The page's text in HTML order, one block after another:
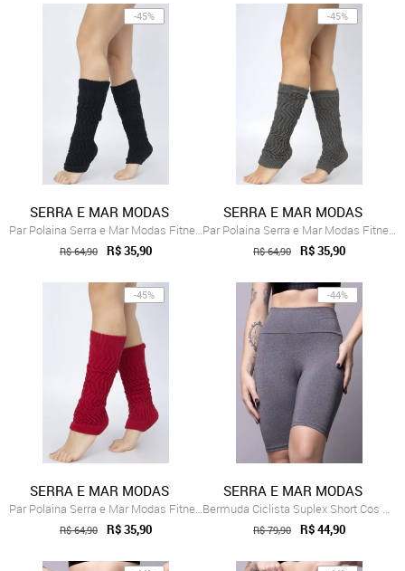
-45%
SERRA E MAR MODAS
Par Polaina Serra e Mar Modas Fitness Me...
R$ 64,90 R$ 35,90
-45%
SERRA E MAR MODAS
Par Polaina Serra e Mar Modas Fitness Me...
R$ 64,90 R$ 35,90
-45%
SERRA E MAR MODAS
Par Polaina Serra e Mar Modas Fitness Me...
R$ 64,90 R$ 35,90
-44%
SERRA E MAR MODAS
Bermuda Ciclista Suplex Short Cos Alto C...
R$ 79,90 R$ 44,90